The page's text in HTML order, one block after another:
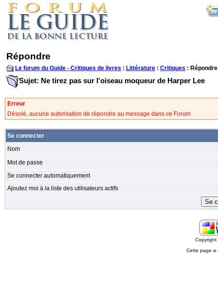
Répondre
Le forum du Guide - Critiques de livres : Littérature : Critiques : Répondre
Sujet: Ne tirez pas sur l'oiseau moqueur de Harper Lee
Erreur
Désolé, aucune autorisation de répondre au message dans ce Forum
Se connecter
Nom
Mot de passe
Se connecter automatiquement
Ajoutez moi à la liste des utilisateurs actifs
Cette page a